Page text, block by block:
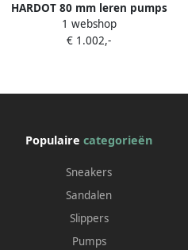
HARDOT 80 mm leren pumps
Zwart
1 webshop
€ 1.002,-
Populaire categorieën
Sneakers
Sandalen
Slippers
Pumps